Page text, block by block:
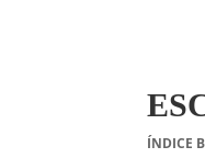
ÍNDICE